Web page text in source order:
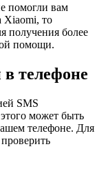
помогли вам
Xiaomi, то
получения более
помощи.
телефоне
SMS
может быть
телефоне. Для